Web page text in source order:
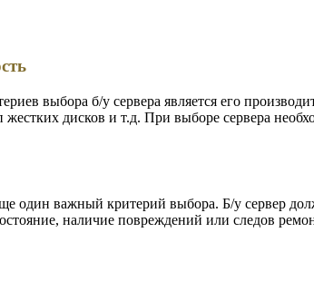
выбора б/у сервера является его
жестких дисков и т.д. При выборе сервера
один важный критерий выбора. Б/у сервер
наличие повреждений или следов